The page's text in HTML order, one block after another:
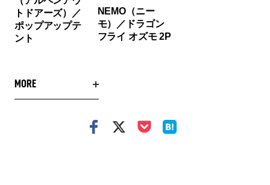
トドアーズ）／
ポップアップテ
ント
NEMO（ニー
モ）／ドラゴン
フライ オズモ 2P
MORE